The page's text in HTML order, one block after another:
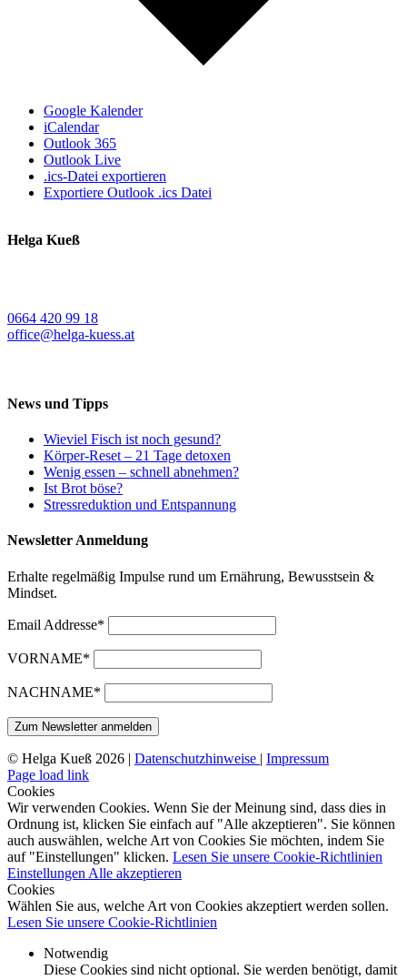
Google Kalender
iCalendar
Outlook 365
Outlook Live
.ics-Datei exportieren
Exportiere Outlook .ics Datei
Helga Kueß
0664 420 99 18
office@helga-kuess.at
News und Tipps
Wieviel Fisch ist noch gesund?
Körper-Reset – 21 Tage detoxen
Wenig essen – schnell abnehmen?
Ist Brot böse?
Stressreduktion und Entspannung
Newsletter Anmeldung
Erhalte regelmäßig Impulse rund um Ernährung, Bewusstsein &
Mindset.
Email Addresse*
VORNAME*
NACHNAME*
© Helga Kueß 2026 | Datenschutzhinweise | Impressum
Page load link
Cookies
Wir verwenden Cookies. Wenn Sie der Meinung sind, dass dies in
Ordnung ist, klicken Sie einfach auf "Alle akzeptieren". Sie können
auch auswählen, welche Art von Cookies Sie möchten, indem Sie
auf "Einstellungen" klicken. Lesen Sie unsere Cookie-Richtlinien
Einstellungen Alle akzeptieren
Cookies
Wählen Sie aus, welche Art von Cookies akzeptiert werden sollen.
Lesen Sie unsere Cookie-Richtlinien
Notwendig
Diese Cookies sind nicht optional. Sie werden benötigt, damit